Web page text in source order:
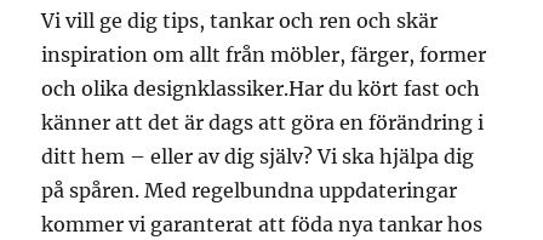
Vi vill ge dig tips, tankar och ren och skär
inspiration om allt från möbler, färger, former
och olika designklassiker.Har du kört fast och
känner att det är dags att göra en förändring i
ditt hem – eller av dig själv? Vi ska hjälpa dig
på spåren. Med regelbundna uppdateringar
kommer vi garanterat att föda nya tankar hos